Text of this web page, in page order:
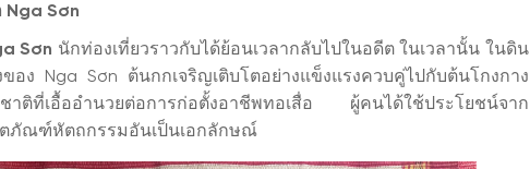
Nga Sơn
Sơn นักท่องเที่ยวราวกับได้ย้อนเวลากลับไปในอดีต ในเวลานั้น ในดิน
อง Nga Sơn ต้นกกเจริญเติบโตอย่างแข็งแรงควบคู่ไปกับต้นโกงกาง
ชาติที่เอื้ออำนวยต่อการก่อตั้งอาชีพทอเสื่อ ผู้คนได้ใช้ประโยชน์จาก
ตภัณฑ์หัตถกรรมอันเป็นเอกลักษณ์